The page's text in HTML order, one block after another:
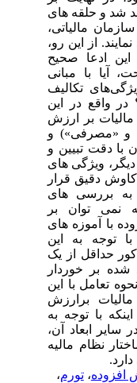
شد و حلقه های
مالیاتی،
از این رو،
ادعا صحیح
با مبانی
تکالیف
واقع در این
بر ارزش
و «مصرفی») و
دقت تبیین و
ویژگی های
دقیق قرار
بررسی های
توان بر
با آموزه های
توجه به این
حداقل از یک
بر خوردار
تعامل با این
برارزش
با توجه به
ابعاد آن،
نظام مالیه
،تورم ،